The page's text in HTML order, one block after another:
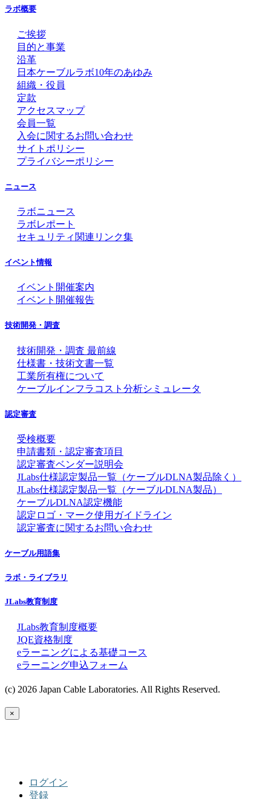
ラボ概要
ご挨拶
目的と事業
沿革
日本ケーブルラボ10年のあゆみ
組織・役員
定款
アクセスマップ
会員一覧
入会に関するお問い合わせ
サイトポリシー
プライバシーポリシー
ニュース
ラボニュース
ラボレポート
セキュリティ関連リンク集
イベント情報
イベント開催案内
イベント開催報告
技術開発・調査
技術開発・調査 最前線
仕様書・技術文書一覧
工業所有権について
ケーブルインフラコスト分析シミュレータ
認定審査
受検概要
申請書類・認定審査項目
認定審査ベンダー説明会
JLabs仕様認定製品一覧（ケーブルDLNA製品除く）
JLabs仕様認定製品一覧（ケーブルDLNA製品）
ケーブルDLNA認定機能
認定ロゴ・マーク使用ガイドライン
認定審査に関するお問い合わせ
ケーブル用語集
ラボ・ライブラリ
JLabs教育制度
JLabs教育制度概要
JQE資格制度
eラーニングによる基礎コース
eラーニング申込フォーム
(c) 2026 Japan Cable Laboratories. All Rights Reserved.
×
ログイン
登録